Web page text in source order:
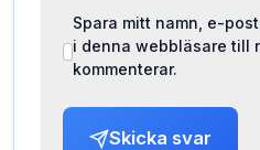
Spara mitt namn, e-
i denna webbläsare till
kommenterar.
Skicka svar